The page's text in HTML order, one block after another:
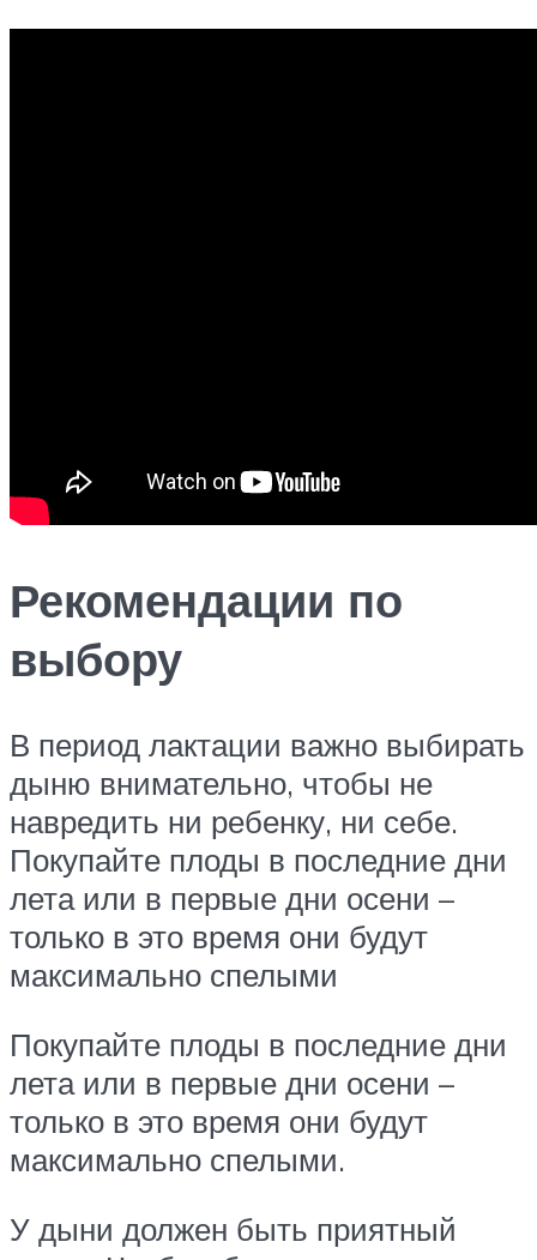
Рекомендации по
выбору
В период лактации важно выбирать
дыню внимательно, чтобы не
навредить ни ребенку, ни себе.
Покупайте плоды в последние дни
лета или в первые дни осени –
только в это время они будут
максимально спелыми
Покупайте плоды в последние дни
лета или в первые дни осени –
только в это время они будут
максимально спелыми.
У дыни должен быть приятный